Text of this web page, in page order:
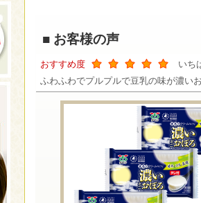
■ お客様の声
おすすめ度 いち
ふわふわでプルプルで豆乳の味が濃い